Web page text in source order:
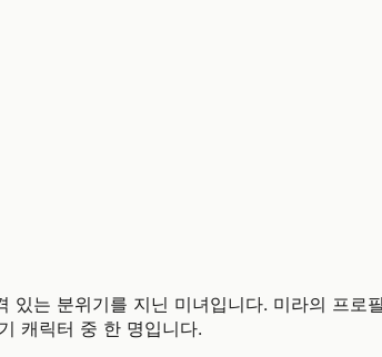
있는 분위기를 지닌 미녀입니다. 미라의 프
캐릭터 중 한 명입니다.